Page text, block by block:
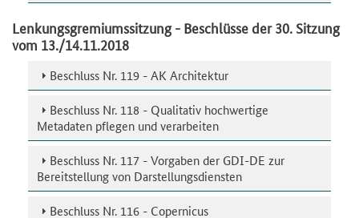
Lenkungsgremiumssitzung - Beschlüsse der 30. Sitzung
vom 13./14.11.2018
Beschluss Nr. 119 - AK Architektur
Beschluss Nr. 118 - Qualitativ hochwertige
Metadaten pflegen und verarbeiten
Beschluss Nr. 117 - Vorgaben der GDI-DE zur
Bereitstellung von Darstellungsdiensten
Beschluss Nr. 116 - Copernicus